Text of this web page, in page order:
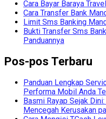
Cara Bayar Baraya
Cara Transfer Bank
Limit Sms Banking
Bukti Transfer Sms
Panduannya
Pos-pos Terbaru
Panduan Lengkap
Performa Mobil Anda
Basmi Rayap Sejak
Mencegah Kerusakan